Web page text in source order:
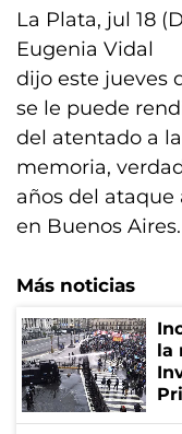
La Plata, jul 18
Eugenia Vidal
dijo este jueves
se le puede
del atentado a
memoria,
años del
en Buenos Aires.
Más noticias
la